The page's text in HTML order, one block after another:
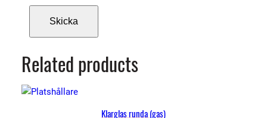
Related products
Klarglas runda (gas)